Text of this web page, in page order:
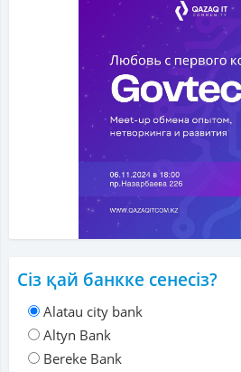
Сіз қай банкке сенесіз?
Alatau city bank
Altyn Bank
Bereke Bank